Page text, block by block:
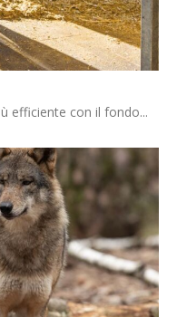
efficiente con il fondo...